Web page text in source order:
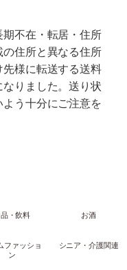
不在・転居・住所
住所と異なる住所
様に転送する送料
りました。送り状
う十分にご注意を
・飲料 お酒
ファッショ
ン
シニア・介護関連